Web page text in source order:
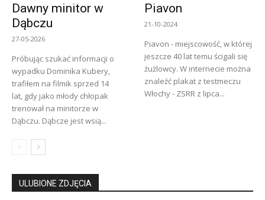
Dawny minitor w
Dąbczu
27-05-2026
Próbując szukać informacji o
wypadku Dominika Kubery,
trafiłem na filmik sprzed 14
lat, gdy jako młody chłopak
trenował na minitorze w
Dąbczu. Dąbcze jest wsią...
Piavon
21-10-2024
Piavon - miejscowość, w której
jeszcze 40 lat temu ścigali się
żużlowcy. W internecie można
znaleźć plakat z testmeczu
Włochy - ZSRR z lipca...
ULUBIONE ZDJĘCIA